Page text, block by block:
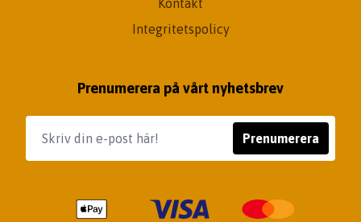
Kontakt
Integritetspolicy
Prenumerera på vårt nyhetsbrev
Prenumerera